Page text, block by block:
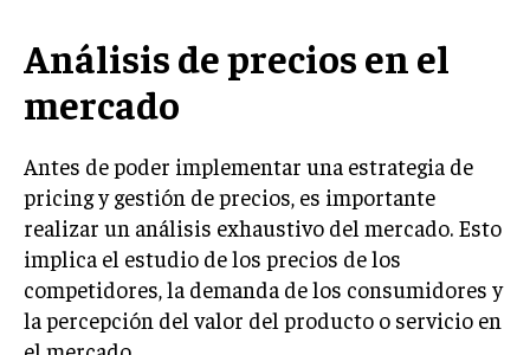
INVESTIGACIÓN DE MERCADO
ANÁLISIS DE COMPETENCIA
GESTIÓN DE CLIENTES
EMPRENDIMIENTO
INNOVACIÓN EMPRESARIAL
GESTIÓN DEL CAMBIO
LIDERAZGO
Análisis de precios en el
mercado
Antes de poder implementar una estrategia de
pricing y gestión de precios, es importante
realizar un análisis exhaustivo del mercado. Esto
implica el estudio de los precios de los
competidores, la demanda de los consumidores y
la percepción del valor del producto o servicio en